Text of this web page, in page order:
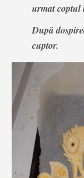
urmat coptul
După
cuptor.